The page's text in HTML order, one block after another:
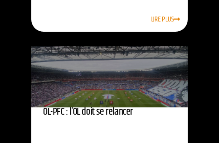
LIRE PLUS
OL-PFC : l’OL doit se relancer